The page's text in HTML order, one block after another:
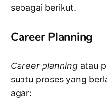
sebagai berikut.
Career Planning
Career planning atau
suatu proses yang
agar: